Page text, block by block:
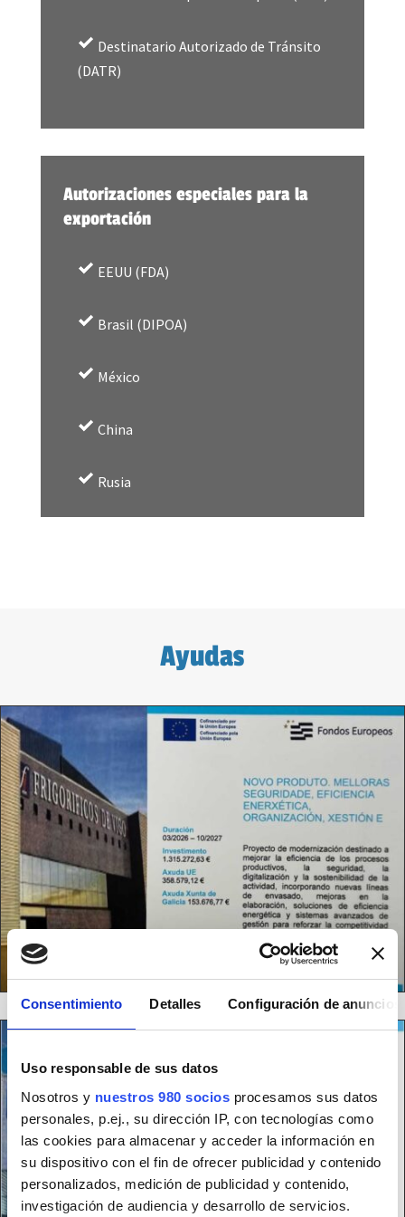
Consentimiento Detalles Configuración de anuncios
Uso responsable de sus datos
Nosotros y nuestros 980 socios procesamos sus datos
personales, p.ej., su dirección IP, con tecnologías como
las cookies para almacenar y acceder la información en
su dispositivo con el fin de ofrecer publicidad y contenido
personalizados, medición de publicidad y contenido,
investigación de audiencia y desarrollo de servicios.
Destinatario Autorizado de Tránsito
(DATR)
Autorizaciones especiales para la
exportación
EEUU (FDA)
Brasil (DIPOA)
México
China
Rusia
Ayudas